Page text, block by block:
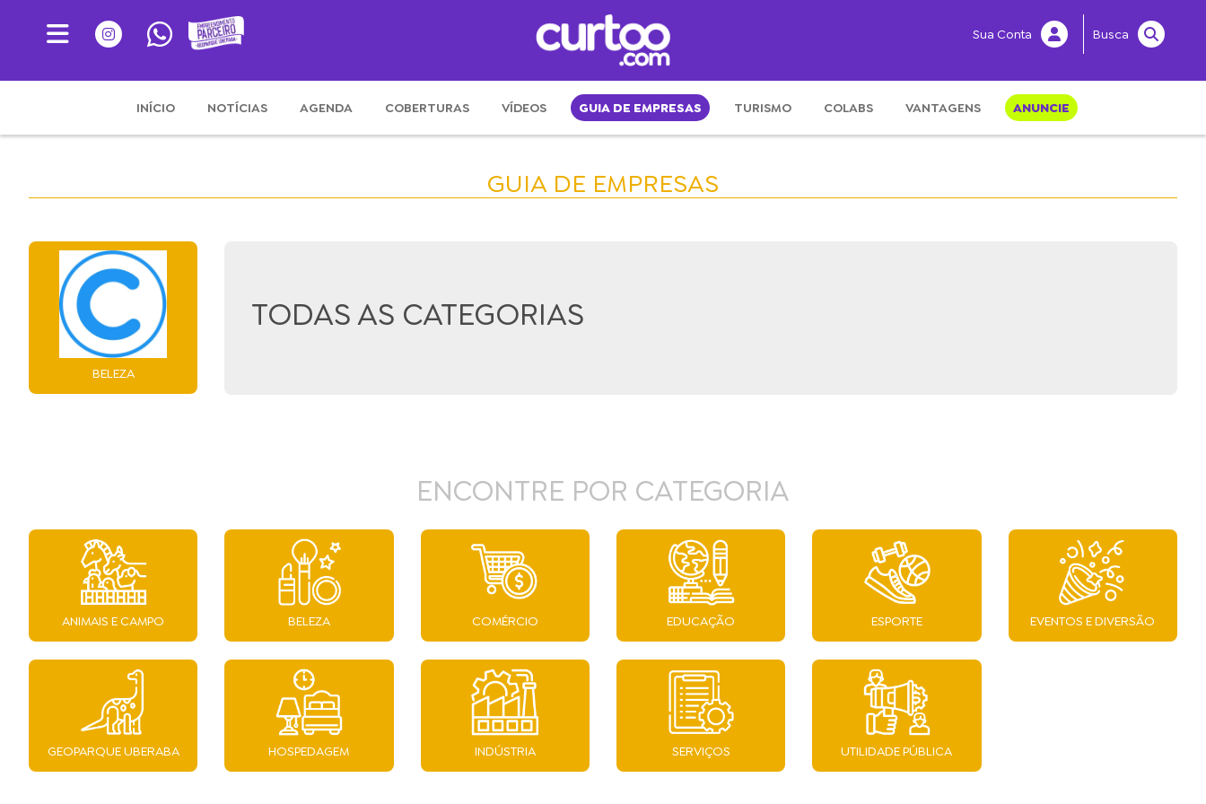
Busca
Sua Conta
INÍCIO NOTÍCIAS AGENDA COBERTURAS VÍDEOS GUIA DE EMPRESAS TURISMO COLABS VANTAGENS ANUNCIE
GUIA DE EMPRESAS
BELEZA
TODAS AS CATEGORIAS
ENCONTRE POR CATEGORIA
ANIMAIS E CAMPO BELEZA COMÉRCIO EDUCAÇÃO ESPORTE EVENTOS E DIVERSÃO
GEOPARQUE UBERABA HOSPEDAGEM INDÚSTRIA SERVIÇOS UTILIDADE PÚBLICA